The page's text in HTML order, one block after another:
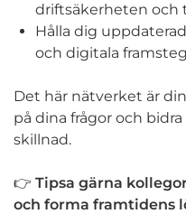
driftsäkerheten och
Hålla dig
och digitala
Det här nätverket är
på dina frågor och
skillnad.
👉 Tipsa gärna
och forma framtidens